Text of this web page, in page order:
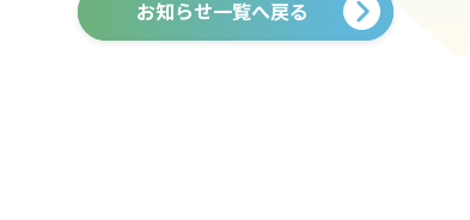
お知らせ一覧へ戻る